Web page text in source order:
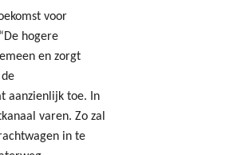
voor
hogere
en zorgt
aanzienlijk toe. In
varen. Zo zal
in te